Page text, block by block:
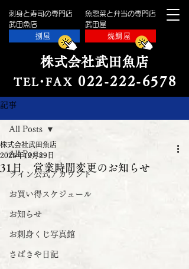
刺身と寿司の専門店
​武田魚店
魚惣菜と弁当の専門店
​武田屋
捌屋
焼鯛屋
株式会社武田魚店
TEL・ FAX 022-222-6578
記事
All Posts
ライン公式アカウント
お買い得スケジュール
お知らせ
お刺身くじ写真館
さばきや日記
All Posts
31日 営業時間変更のお知らせ
株式会社武田魚店
2025年12月29日